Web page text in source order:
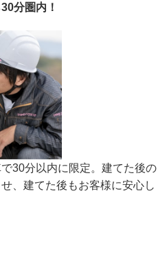
分圏内！
30分以内に限定。建てた後の
、建てた後もお客様に安心し